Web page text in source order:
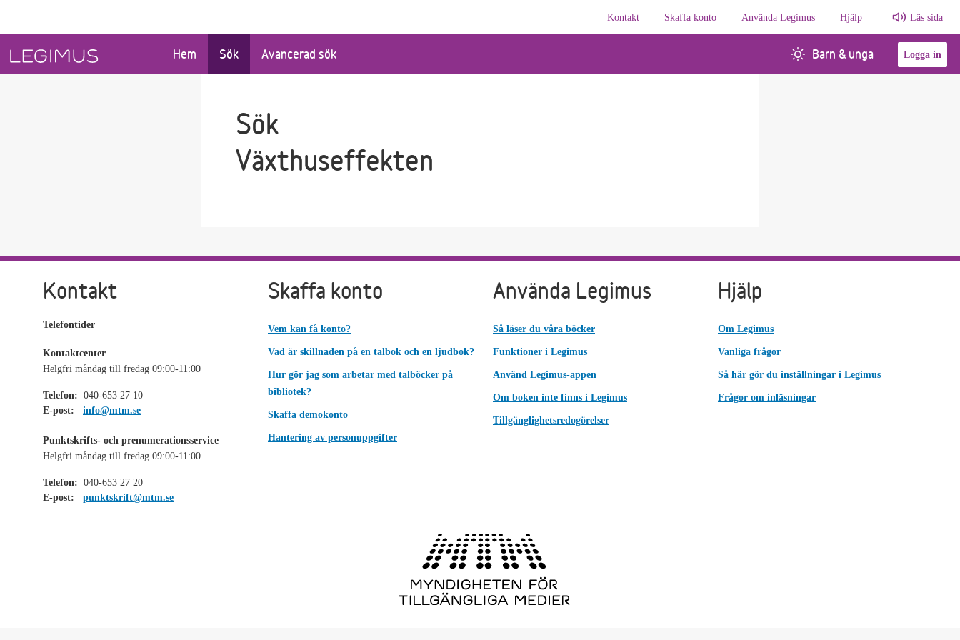
Kontakt
Skaffa konto Använda Legimus Hjälp Läs sida
Hem Sök Avancerad sök Barn & unga Logga in
Sök
Växthuseffekten
Kontakt
Telefontider
Kontaktcenter
Helgfri måndag till fredag 09:00-11:00
Telefon: 040-653 27 10
E-post:
info@mtm.se
Punktskrifts- och prenumerationsservice
Helgfri måndag till fredag 09:00-11:00
Telefon: 040-653 27 20
E-post:
punktskrift@mtm.se
Skaffa konto
Vem kan få konto?
Vad är skillnaden på en talbok och en ljudbok?
Hur gör jag som arbetar med talböcker på
bibliotek?
Skaffa demokonto
Hantering av personuppgifter
Använda Legimus
Så läser du våra böcker
Funktioner i Legimus
Använd Legimus-appen
Om boken inte finns i Legimus
Tillgänglighetsredogörelser
Hjälp
Om Legimus
Vanliga frågor
Så här gör du inställningar i Legimus
Frågor om inläsningar